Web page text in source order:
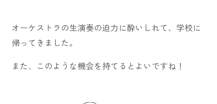
オーケストラの生演奏の迫力に酔いしれて、学校に
帰ってきました。
また、このような機会を持てるとよいですね！